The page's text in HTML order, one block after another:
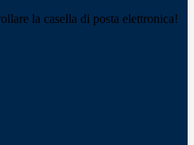
la casella di posta elettronica!